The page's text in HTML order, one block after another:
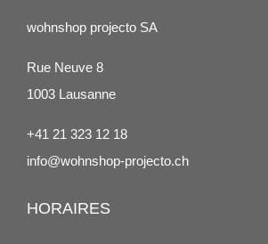
wohnshop projecto SA
Rue Neuve 8
1003 Lausanne
+41 21 323 12 18
info@wohnshop-projecto.ch
HORAIRES